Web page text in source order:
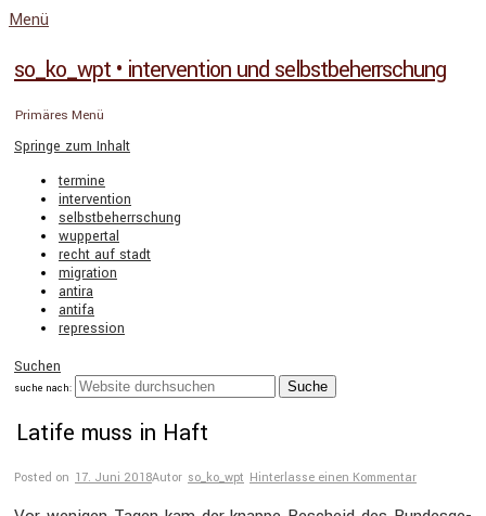
Menü
so_ko_wpt • intervention und selbstbeherrschung
Primäres Menü
Springe zum Inhalt
termine
intervention
selbstbeherrschung
wuppertal
recht auf stadt
migration
antira
antifa
repression
Suchen
suche nach:
Latife muss in Haft
Posted on 17. Juni 2018Autor so_ko_wpt Hinterlasse einen Kommentar